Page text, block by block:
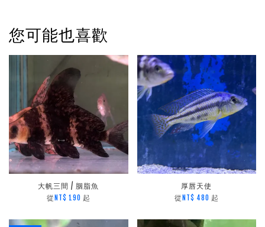
您可能也喜歡
大帆三間 / 胭脂魚
從 NT$ 190 起
厚唇天使
從 NT$ 480 起